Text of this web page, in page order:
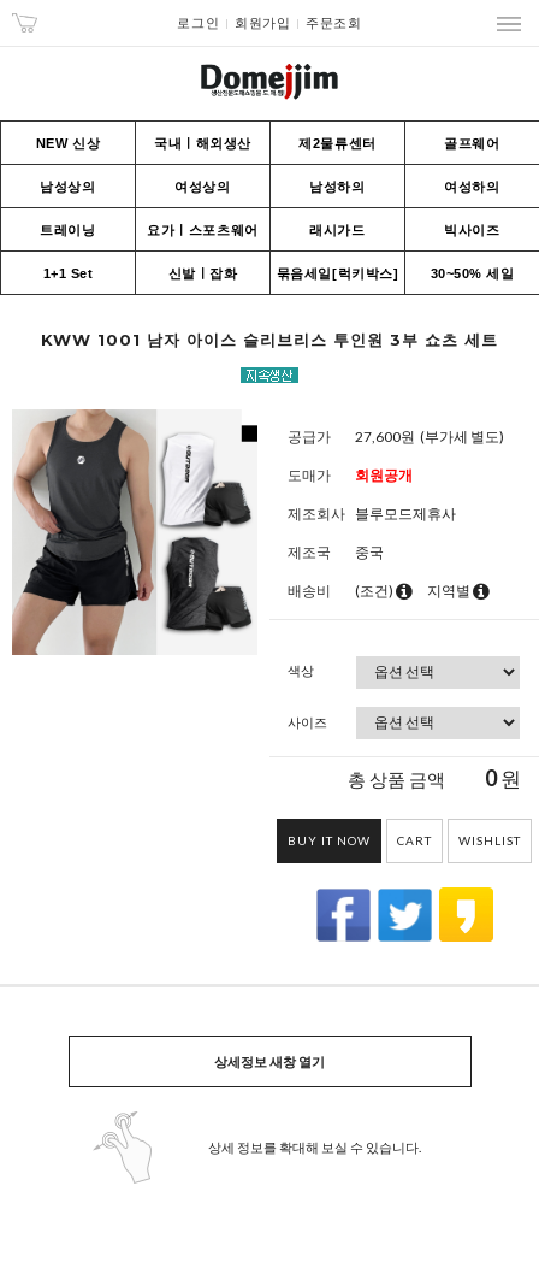
로그인 회원가입 주문조회
NEW 신상 국내ㅣ해외생산 제2물류센터 골프웨어
남성상의 여성상의 남성하의 여성하의
트레이닝 요가ㅣ스포츠웨어 래시가드 빅사이즈
1+1 Set 신발ㅣ잡화 묶음세일[럭키박스] 30~50% 세일
KWW 1001 남자 아이스 슬리브리스 투인원 3부 쇼츠 세트
공급가 27,600원 (부가세 별도)
도매가 회원공개
제조회사 블루모드제휴사
제조국 중국
배송비 (조건) 지역별
색상
사이즈
총 상품 금액 0원
BUY IT NOW CART WISHLIST
상세정보 새창 열기
상세 정보를 확대해 보실 수 있습니다.